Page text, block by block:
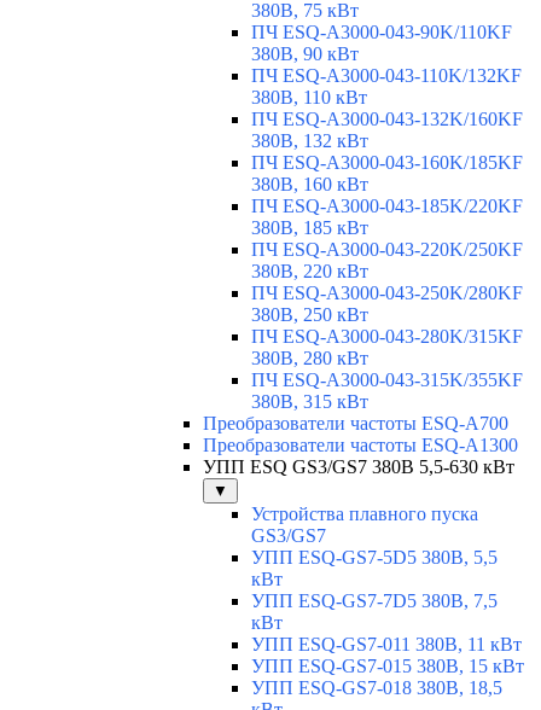
380В, 75 кВт
ПЧ ESQ-A3000-043-90K/110KF
380В, 90 кВт
ПЧ ESQ-A3000-043-110K/132KF
380В, 110 кВт
ПЧ ESQ-A3000-043-132K/160KF
380В, 132 кВт
ПЧ ESQ-A3000-043-160K/185KF
380В, 160 кВт
ПЧ ESQ-A3000-043-185K/220KF
380В, 185 кВт
ПЧ ESQ-A3000-043-220K/250KF
380В, 220 кВт
ПЧ ESQ-A3000-043-250K/280KF
380В, 250 кВт
ПЧ ESQ-A3000-043-280K/315KF
380В, 280 кВт
ПЧ ESQ-A3000-043-315K/355KF
380В, 315 кВт
Преобразователи частоты ESQ-A700
Преобразователи частоты ESQ-A1300
УПП ESQ GS3/GS7 380В 5,5-630 кВт
▼
Устройства плавного пуска
GS3/GS7
УПП ESQ-GS7-5D5 380В, 5,5
кВт
УПП ESQ-GS7-7D5 380В, 7,5
кВт
УПП ESQ-GS7-011 380В, 11 кВт
УПП ESQ-GS7-015 380В, 15 кВт
УПП ESQ-GS7-018 380В, 18,5